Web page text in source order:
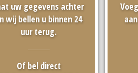
uw gegevens achter
wij bellen u binnen 24
uur terug.
Of bel direct